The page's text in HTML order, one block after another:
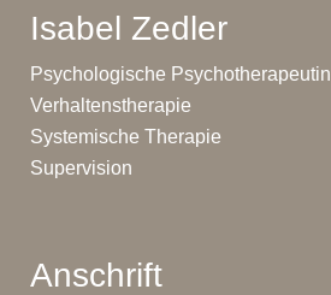
Isabel Zedler
Psychologische Psychotherapeutin
Verhaltenstherapie
Systemische Therapie
Supervision
Anschrift